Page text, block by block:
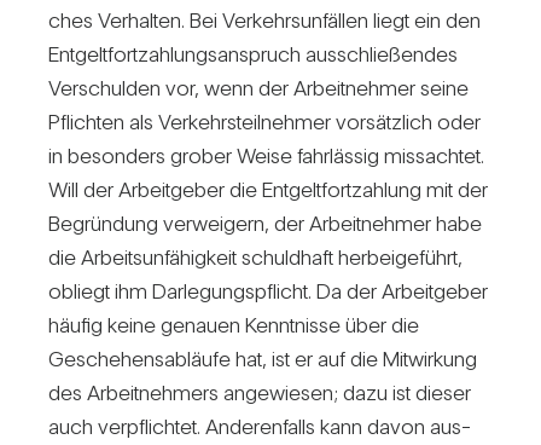
ches Ver­halten. Bei Ver­kehrs­un­fällen liegt ein den
Ent­gelt­fort­zah­lungs­an­spruch aus­schlie­ßendes
Ver­schulden vor, wenn der Arbeit­nehmer seine
Pflichten als Ver­kehrs­teil­nehmer vor­sätz­lich oder
in beson­ders grober Weise fahr­lässig miss­achtet.
Will der Arbeit­geber die Ent­gelt­fort­zah­lung mit der
Begrün­dung ver­wei­gern, der Arbeit­nehmer habe
die Arbeits­un­fä­hig­keit schuld­haft her­bei­ge­führt,
obliegt ihm Dar­le­gungs­pflicht. Da der Arbeit­geber
häufig keine genauen Kennt­nisse über die
Gesche­hens­ab­läufe hat, ist er auf die Mit­wir­kung
des Arbeit­neh­mers ange­wiesen; dazu ist dieser
auch ver­pflichtet. Ande­ren­falls kann davon aus­